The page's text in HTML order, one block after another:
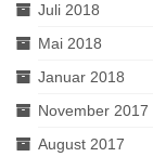
Juli 2018
Mai 2018
Januar 2018
November 2017
August 2017